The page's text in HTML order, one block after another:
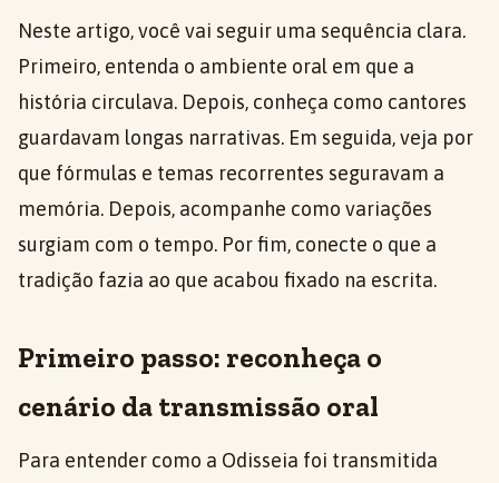
Neste artigo, você vai seguir uma sequência clara.
Primeiro, entenda o ambiente oral em que a
história circulava. Depois, conheça como cantores
guardavam longas narrativas. Em seguida, veja por
que fórmulas e temas recorrentes seguravam a
memória. Depois, acompanhe como variações
surgiam com o tempo. Por fim, conecte o que a
tradição fazia ao que acabou fixado na escrita.
Primeiro passo: reconheça o
cenário da transmissão oral
Para entender como a Odisseia foi transmitida